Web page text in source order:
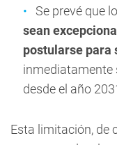
Se prevé que
sean
postularse para
inmediatamente
desde el año
Esta limitación, de